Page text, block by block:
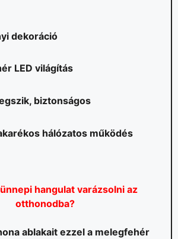
dekoráció
LED világítás
biztonságos
hálózatos működés
hangulat varázsolni az
otthonodba?
ablakait ezzel a melegfehér